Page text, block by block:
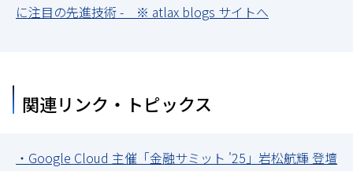
に注目の先進技術 - ※ atlax blogs サイトへ
関連リンク・トピックス
・Google Cloud 主催「金融サミット '25」岩松航輝 登壇